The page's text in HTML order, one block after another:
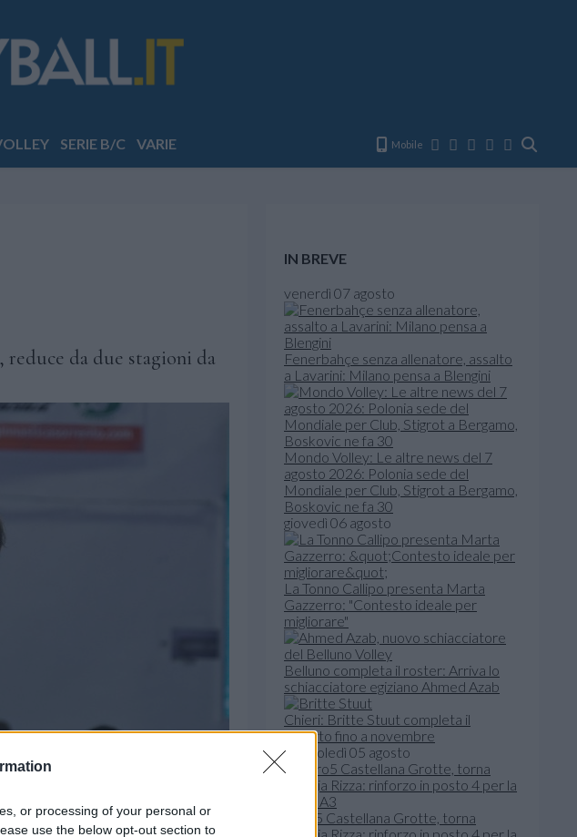
or processing of your personal or
use the below opt-out section to
SERIE B/C VARIE Mobile
da due stagioni da
IN BREVE
venerdì 07 agosto
Fenerbahçe senza allenatore, assalto
a Lavarini: Milano pensa a Blengini
Mondo Volley: Le altre news del 7
agosto 2026: Polonia sede del
Mondiale per Club, Stigrot a Bergamo,
Boskovic ne fa 30
giovedì 06 agosto
La Tonno Callipo presenta Marta
Gazzerro: "Contesto ideale per
migliorare"
Belluno completa il roster: Arriva lo
schiacciatore egiziano Ahmed Azab
Chieri: Britte Stuut completa il
reparto fino a novembre
mercoledì 05 agosto
Zero5 Castellana Grotte, torna